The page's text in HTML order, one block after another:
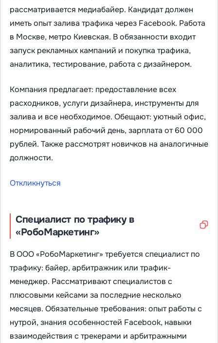
рассматривается медиабайер. Кандидат должен
иметь опыт залива трафика через Facebook. Работа
в Москве, метро Киевская. В обязанности входит
запуск рекламных кампаний и покупка трафика,
аналитика, тестирование, работа с дизайнером.
Компания предлагает: предоставление всех
расходников, услуги дизайнера, инструменты для
залива и все необходимое. Обещают: уютный офис,
нормированный рабочий день, зарплата от 60 000
рублей. Также рассмотрят новичков на аналогичные
должности.
Откликнуться
Специалист по трафику в
«РобоМаркетинг»
В ООО «РобоМаркетинг» требуется специалист по
трафику: байер, арбитражник или трафик-
менеджер. Рассматривают специалистов с
плюсовыми кейсами за последние несколько
месяцев. Обязательные требования: опыт работы с
нутрой, знания особенностей Facebook, навыки
взаимодействия с трекерами и арбитражными